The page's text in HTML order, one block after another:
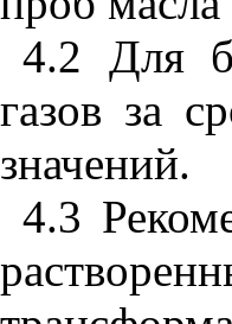
4.2 Для
газов за
значений.
4.3